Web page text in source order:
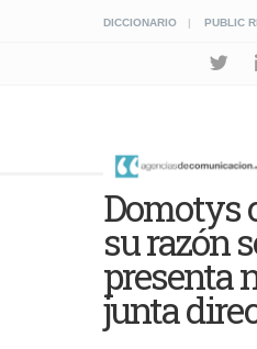
DICCIONARIO PUBLIC
Domotys
su razón
presenta
junta